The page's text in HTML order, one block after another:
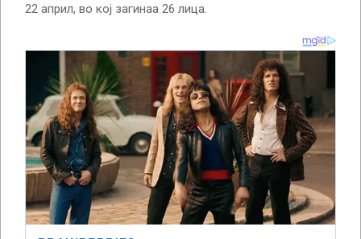
22 април, во кој загинаа 26 лица.